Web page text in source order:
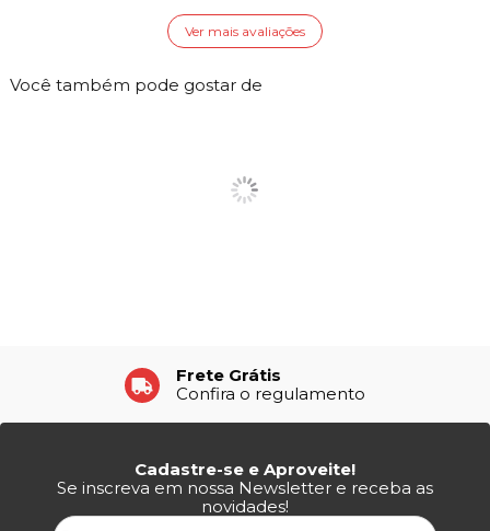
Ver mais avaliações
Você também pode gostar de
Frete Grátis
Confira o regulamento
Cadastre-se e Aproveite!
Se inscreva em nossa Newsletter e receba as
novidades!